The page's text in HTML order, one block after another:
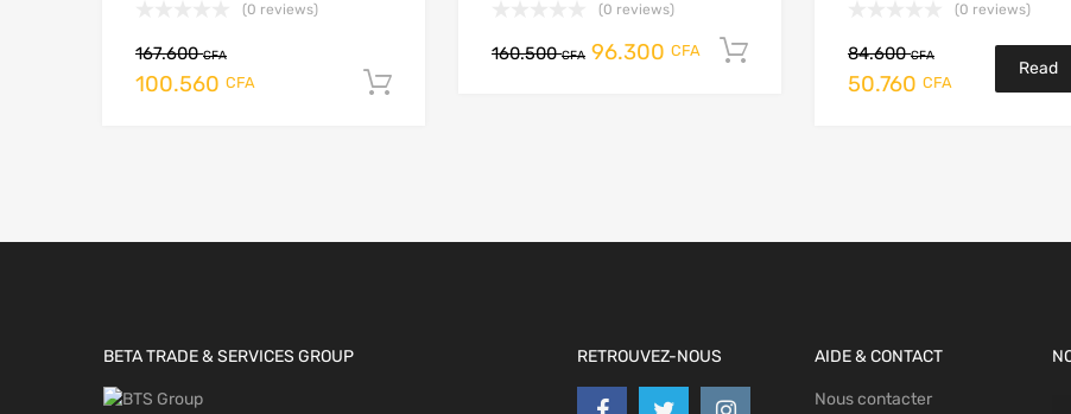
(0 reviews)
167.600CFA
100.560 CFA
(0 reviews)
160.500CFA 96.300 CFA Add to cart
(0 reviews)
84.600CFA
50.760 CFA
Read
BETA TRADE & SERVICES GROUP RETROUVEZ-NOUS AIDE & CONTACT
Nous contacter